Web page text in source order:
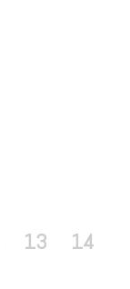
13
14